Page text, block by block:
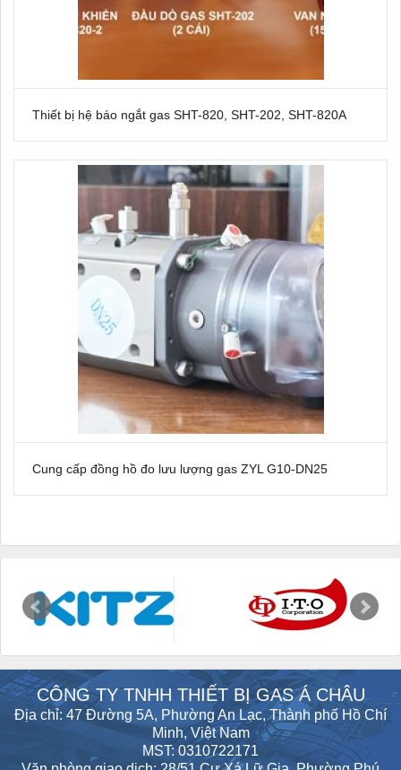
Thiết bị hệ báo ngắt gas SHT-820, SHT-202, SHT-820A
Cung cấp đồng hồ đo lưu lượng gas ZYL G10-DN25
CÔNG TY TNHH THIẾT BỊ GAS Á CHÂU
Địa chỉ: 47 Đường 5A, Phường An Lạc, Thành phố Hồ Chí
Minh, Việt Nam
MST: 0310722171